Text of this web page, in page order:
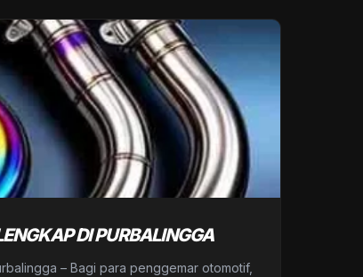
DI PURBALINGGA
– Bagi para penggemar otomotif,